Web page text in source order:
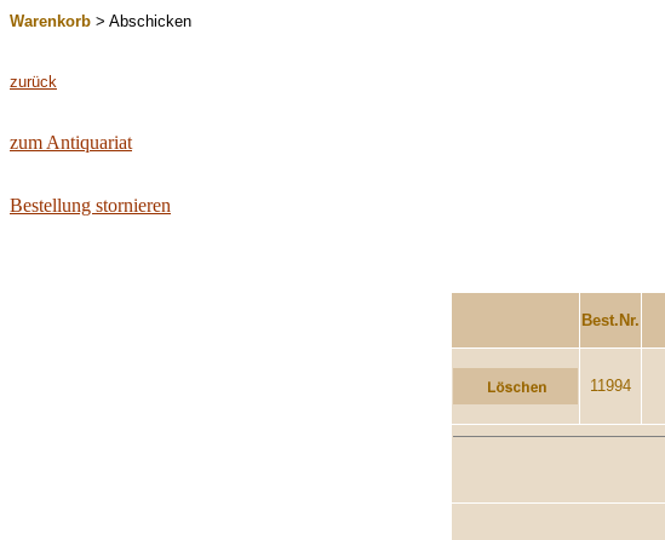
Warenkorb > Abschicken
zurück
zum Antiquariat
Bestellung stornieren
Best.Nr.
11994